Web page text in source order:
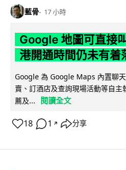
藍骨 17 小時
Google 地圖可直接
港開通時間仍未有着
Google 為 Google Maps 內置聊
賣、訂酒店及查詢現場活動等自主
薦及...
閱讀全文
18 1 ↗ 分享